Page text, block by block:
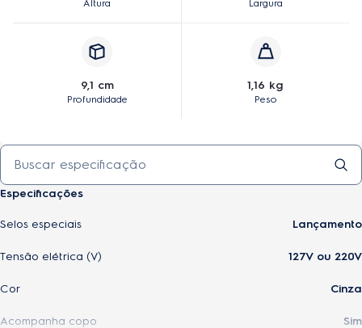
Altura Largura
9,1 cm
Profundidade
1,16 kg
Peso
Especificações
Selos especiais Lançamento
Tensão elétrica (V) 127V ou 220V
Cor Cinza
Acompanha copo Sim